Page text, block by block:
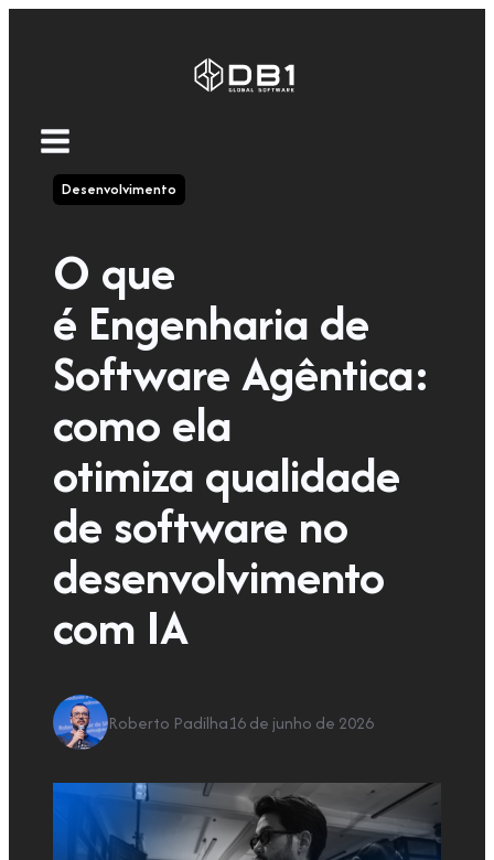
Desenvolvimento
O que
é Engenharia de
Software Agêntica:
como ela
otimiza qualidade
de software no
desenvolvimento
com IA
Roberto Padilha16 de junho de 2026